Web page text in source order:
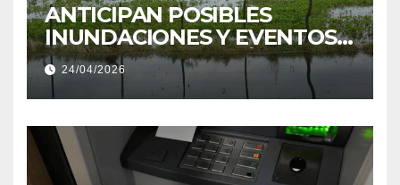
ANTICIPAN POSIBLES
INUNDACIONES Y EVENTOS
EXTREMOS: “PODRÍA SER UN
NIÑO MUY IMPORTANTE”
24/04/2026